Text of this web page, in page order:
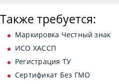
Также требуется:
Маркировка Честный знак
ИСО ХАССП
Регистрация ТУ
Сертификат Без ГМО